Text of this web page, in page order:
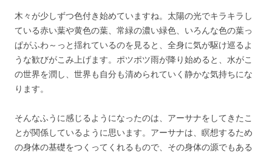
木々が少しずつ色付き始めていますね。太陽の光でキラキラし
ている赤い葉や黄色の葉、常緑の濃い緑色、いろんな色の葉っ
ぱがふわ～っと揺れているのを見ると、全身に気が駆け巡るよ
うな歓びがこみ上げます。ポツポツ雨が降り始めると、水がこ
の世界を潤し、世界も自分も清められていく静かな気持ちにな
ります。
そんなふうに感じるようになったのは、アーサナをしてきたこ
とが関係しているように思います。アーサナは、瞑想するため
の身体の基礎をつくってくれるもので、その身体の源でもある